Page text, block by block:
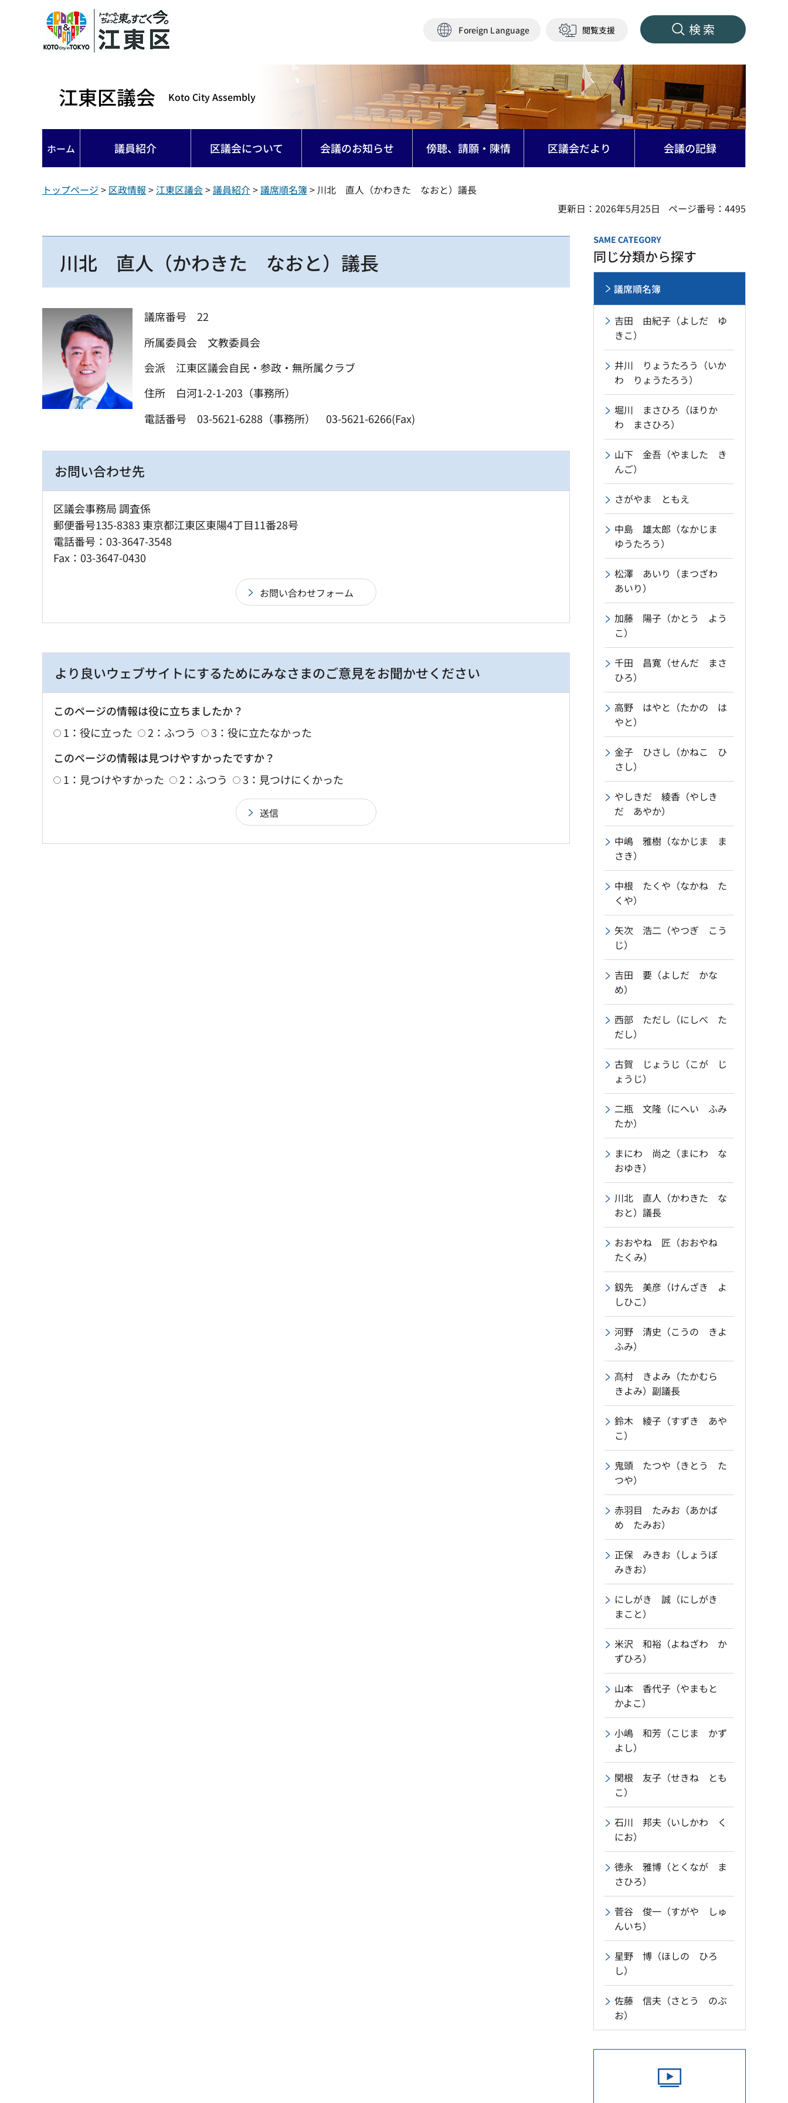
Foreign Language 閲覧支援 検索
江東区議会 Koto City Assembly
ホーム 議員紹介 区議会について 会議のお知らせ 傍聴、請願・陳情 区議会だより 会議の記録
トップページ > 区政情報 > 江東区議会>議員紹介>議席順名簿> 川北 直人（かわきた なおと）議長
更新日：2026年5月25日
ページ番号：4495
川北 直人（かわきた なおと）議長
議席番号 22
所属委員会 文教委員会
会派 江東区議会自民・参政・無所属クラブ
住所 白河1-2-1-203（事務所）
電話番号 03-5621-6288（事務所） 03-5621-6266(Fax)
お問い合わせ先
区議会事務局 調査係
郵便番号135-8383 東京都江東区東陽4丁目11番28号
電話番号：03-3647-3548
Fax：03-3647-0430
より良いウェブサイトにするためにみなさまのご意見をお聞かせください
このページの情報は役に立ちましたか？
1：役に立った
2：ふつう
3：役に立たなかった
このページの情報は見つけやすかったですか？
1：見つけやすかった
2：ふつう 3：見つけにくかった
同じ分類から探す
議席順名簿
吉田 由紀子（よしだ ゆ
きこ）
井川 りょうたろう（いか
わ りょうたろう）
堀川 まさひろ（ほりか
わ まさひろ）
山下 金吾（やました き
んご）
さがやま ともえ
中島 雄太郎（なかじま
ゆうたろう）
松澤 あいり（まつざわ
あいり）
加藤 陽子（かとう よう
こ）
千田 昌寛（せんだ まさ
ひろ）
高野 はやと（たかの は
やと）
金子 ひさし（かねこ ひ
さし）
やしきだ 綾香（やしき
だ あやか）
中嶋 雅樹（なかじま ま
さき）
中根 たくや（なかね た
くや）
矢次 浩二（やつぎ こう
じ）
吉田 要（よしだ かな
め）
西部 ただし（にしべ た
だし）
古賀 じょうじ（こが じ
ょうじ）
二瓶 文隆（にへい ふみ
たか）
まにわ 尚之（まにわ な
おゆき）
川北 直人（かわきた な
おと）議長
おおやね 匠（おおやね
たくみ）
釼先 美彦（けんざき よ
しひこ）
河野 清史（こうの きよ
ふみ）
髙村 きよみ（たかむら
きよみ）副議長
鈴木 綾子（すずき あや
こ）
鬼頭 たつや（きとう た
つや）
赤羽目 たみお（あかば
め たみお）
正保 みきお（しょうぼ
みきお）
にしがき 誠（にしがき
まこと）
米沢 和裕（よねざわ か
ずひろ）
山本 香代子（やまもと
かよこ）
小嶋 和芳（こじま かず
よし）
関根 友子（せきね とも
こ）
石川 邦夫（いしかわ く
にお）
徳永 雅博（とくなが ま
さひろ）
菅谷 俊一（すがや しゅ
んいち）
星野 博（ほしの ひろ
し）
佐藤 信夫（さとう のぶ
お）